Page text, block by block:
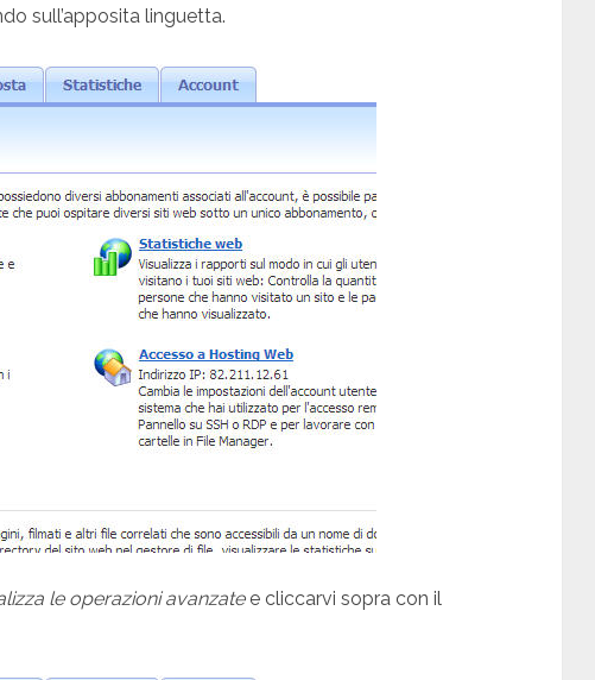
sull’apposita linguetta.
le operazioni avanzatee cliccarvi sopra con il